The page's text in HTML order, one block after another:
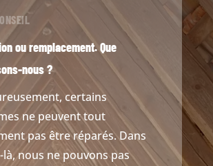
ou remplacement. Que
nous ?
certains
ne peuvent tout
pas être réparés. Dans
là, nous ne pouvons pas